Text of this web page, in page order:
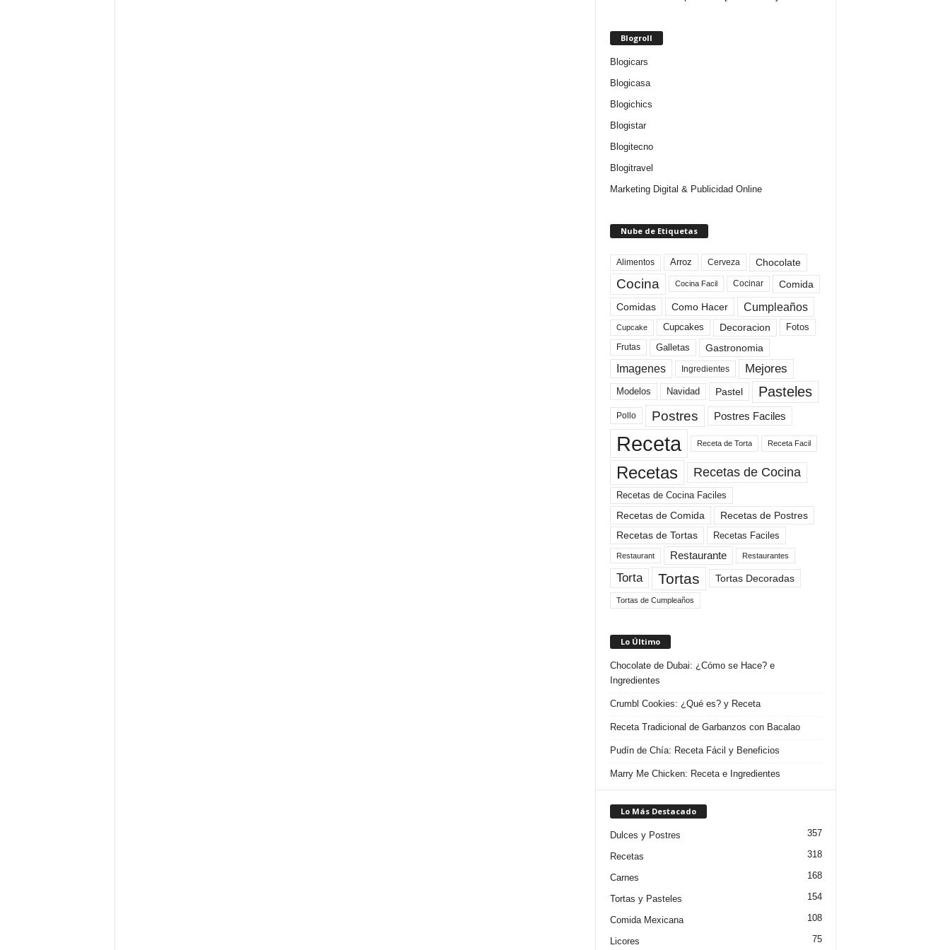
Blogroll
Blogicars
Blogicasa
Blogichics
Blogistar
Blogitecno
Blogitravel
Marketing Digital & Publicidad Online
Nube de Etiquetas
Alimentos Arroz Cerveza Chocolate
Cocina Cocina Facil Cocinar
Comida
Comidas
Como Hacer Cumpleaños
Cupcake Cupcakes Decoracion Fotos
Frutas Galletas Gastronomia
Imagenes Ingredientes Mejores
Modelos Navidad Pastel Pasteles
Pollo Postres Postres Faciles
Receta Receta de Torta Receta Facil
Recetas Recetas de Cocina
Recetas de Cocina Faciles
Recetas de Comida
Recetas de Postres
Recetas de Tortas
Recetas Faciles
Restaurant Restaurante Restaurantes
Torta Tortas Tortas Decoradas
Tortas de Cumpleaños
Lo Último
Chocolate de Dubai: ¿Cómo se Hace? e
Ingredientes
Crumbl Cookies: ¿Qué es? y Receta
Receta Tradicional de Garbanzos con Bacalao
Pudín de Chía: Receta Fácil y Beneficios
Marry Me Chicken: Receta e Ingredientes
Lo Más Destacado
Dulces y Postres 357
Recetas 318
Carnes 168
Tortas y Pasteles 154
Comida Mexicana 108
Licores 75